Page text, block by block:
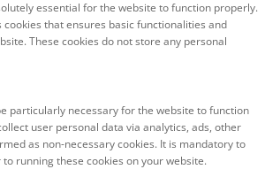
essential for the website to function properly.
that ensures basic functionalities and
These cookies do not store any personal
particularly necessary for the website to function
user personal data via analytics, ads, other
as non-necessary cookies. It is mandatory to
running these cookies on your website.